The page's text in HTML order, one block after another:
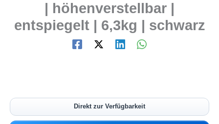
| höhenverstellbar |
entspiegelt | 6,3kg | schwarz
Direkt zur Verfügbarkeit